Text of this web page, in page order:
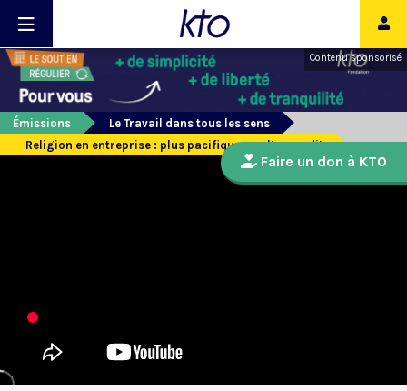
Contenu sponsorisé
Émissions
Le Travail dans tous les sens
Religion en entreprise : plus pacifique que l’on ne dit
Faire un don à KTO